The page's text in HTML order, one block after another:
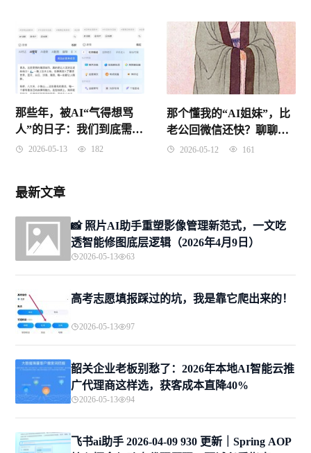
那些年，被AI“气得想骂
人”的日子：我们到底需要
一个什么样的AI对话助
2026-05-13 182
那个懂我的“AI姐妹”，比
老公回微信还快？聊聊我
身边的仕女型代理人
2026-05-12 161
最新文章
📸 照片AI助手重塑影像管理新范式，一文吃
透智能修图底层逻辑（2026年4月9日）
2026-05-13 63
高考志愿填报踩过的坑，我是靠它爬出来的！
2026-05-13 97
韶关企业老板别愁了：2026年本地AI智能云推
广代理商这样选，获客成本直降40%
2026-05-13 94
飞书ai助手 2026-04-09 930 更新｜Spring AOP